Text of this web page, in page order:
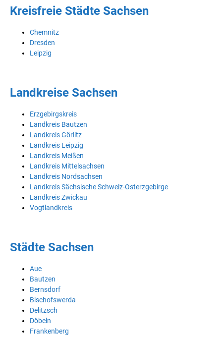
Kreisfreie Städte Sachsen
Chemnitz
Dresden
Leipzig
Landkreise Sachsen
Erzgebirgskreis
Landkreis Bautzen
Landkreis Görlitz
Landkreis Leipzig
Landkreis Meißen
Landkreis Mittelsachsen
Landkreis Nordsachsen
Landkreis Sächsische Schweiz-Osterzgebirge
Landkreis Zwickau
Vogtlandkreis
Städte Sachsen
Aue
Bautzen
Bernsdorf
Bischofswerda
Delitzsch
Döbeln
Frankenberg